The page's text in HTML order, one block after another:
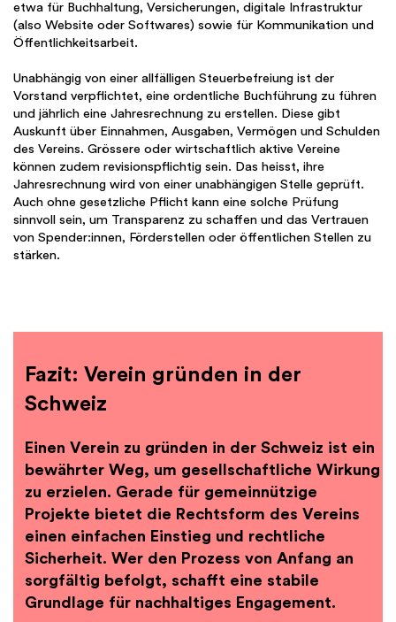
etwa für Buchhaltung, Versicherungen, digitale Infrastruktur
(also Website oder Softwares) sowie für Kommunikation und
Öffentlichkeitsarbeit.
Unabhängig von einer allfälligen Steuerbefreiung ist der
Vorstand verpflichtet, eine ordentliche Buchführung zu führen
und jährlich eine Jahresrechnung zu erstellen. Diese gibt
Auskunft über Einnahmen, Ausgaben, Vermögen und Schulden
des Vereins. Grössere oder wirtschaftlich aktive Vereine
können zudem revisionspflichtig sein. Das heisst, ihre
Jahresrechnung wird von einer unabhängigen Stelle geprüft.
Auch ohne gesetzliche Pflicht kann eine solche Prüfung
sinnvoll sein, um Transparenz zu schaffen und das Vertrauen
von Spender:innen, Förderstellen oder öffentlichen Stellen zu
stärken.
Fazit: Verein gründen in der
Schweiz
Einen Verein zu gründen in der Schweiz ist ein
bewährter Weg, um gesellschaftliche Wirkung
zu erzielen. Gerade für gemeinnützige
Projekte bietet die Rechtsform des Vereins
einen einfachen Einstieg und rechtliche
Sicherheit. Wer den Prozess von Anfang an
sorgfältig befolgt, schafft eine stabile
Grundlage für nachhaltiges Engagement.